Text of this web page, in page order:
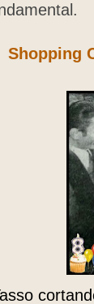
Shopping